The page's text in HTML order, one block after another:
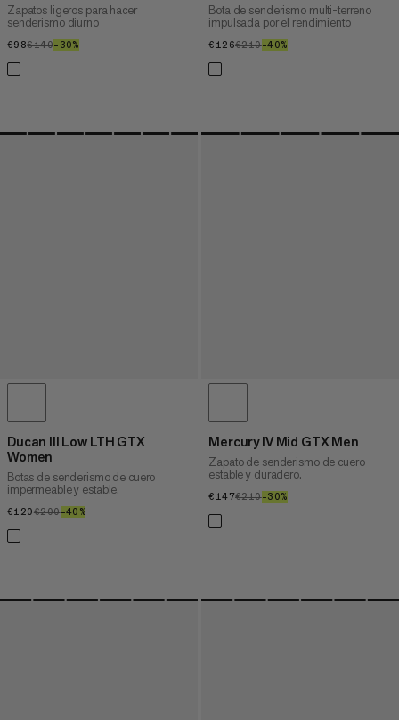
Zapatos ligeros para hacer
senderismo diurno
€98€98
€140€140
–30%
Bota de senderismo multi-terreno
impulsada por el rendimiento
€126€126
€210€210
–40%
Ducan III Low LTH GTX
Women
Botas de senderismo de cuero
impermeable y estable.
€120€120
€200€200
–40%
Mercury IV Mid GTX Men
Zapato de senderismo de cuero
estable y duradero.
€147€147
€210€210
–30%